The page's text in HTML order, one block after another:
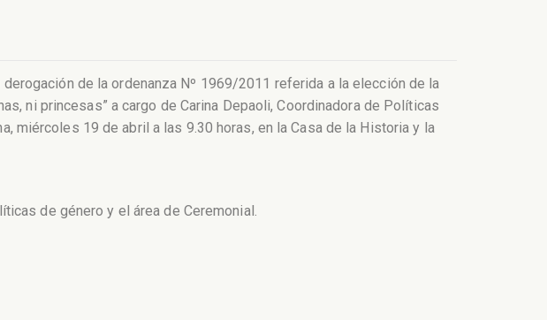
de la ordenanza Nº 1969/2011 referida a la elección de la
ni princesas” a cargo de Carina Depaoli, Coordinadora de Políticas
miércoles 19 de abril a las 9.30 horas, en la Casa de la Historia y la
de género y el área de Ceremonial.